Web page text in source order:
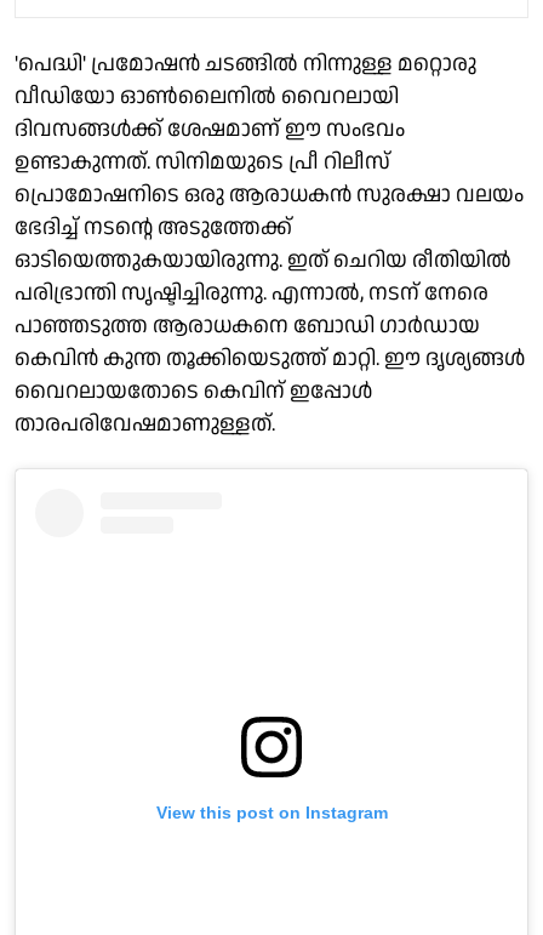
'പെദ്ധി' പ്രമോഷൻ ചടങ്ങിൽ നിന്നുള്ള മറ്റൊരു
വീഡിയോ ഓൺലൈനിൽ വൈറലായി
ദിവസങ്ങൾക്ക് ശേഷമാണ് ഈ സംഭവം
ഉണ്ടാകുന്നത്. സിനിമയുടെ പ്രീ റിലീസ്
പ്രൊമോഷനിടെ ഒരു ആരാധകൻ സുരക്ഷാ വലയം
ഭേദിച്ച് നടന്റെ അടുത്തേക്ക്
ഓടിയെത്തുകയായിരുന്നു. ഇത് ചെറിയ രീതിയിൽ
പരിഭ്രാന്തി സൃഷ്ടിച്ചിരുന്നു. എന്നാൽ, നടന് നേരെ
പാഞ്ഞടുത്ത ആരാധകനെ ബോഡി ഗാർഡായ
കെവിൻ കുന്ത തൂക്കിയെടുത്ത് മാറ്റി. ഈ ദൃശ്യങ്ങൾ
വൈറലായതോടെ കെവിന് ഇപ്പോൾ
താരപരിവേഷമാണുള്ളത്.
View this post on Instagram